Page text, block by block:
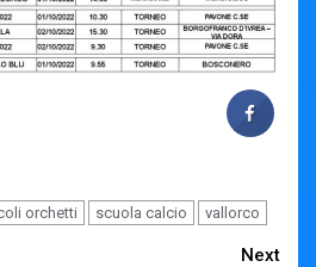
orchetti scuola calcio vallorco
Next